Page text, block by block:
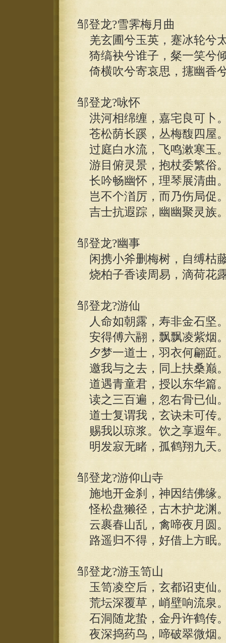
邹登龙?雪霁梅月曲
羌玄圃兮玉英，蹇冰轮兮
猗缟袂兮谁子，粲一笑兮
倚横吹兮寄哀思，攇幽香
邹登龙?咏怀
洪河相绵缠，嘉宅良可卜
苍松荫长蹊，丛梅馥四屋
过庭白水流，飞鸣漱寒玉
游目俯灵景，抱杖委繁俗
长吟畅幽怀，理琴展清曲
岂不个渞厉，而乃伤局促
吉士抗遐踪，幽幽聚灵族
邹登龙?幽事
闲携小斧删梅树，自缚枯
烧柏子香读周易，滴荷花
邹登龙?游仙
人命如朝露，寿非金石坚
安得傅六翮，飘飘凌紫烟
夕梦一道士，羽衣何翩跹
邀我与之去，同上扶桑巅
道遇青童君，授以东华篇
读之三百遍，忽右骨已仙
道士复谓我，玄诀未可传
赐我以琼浆。饮之享遐年
明发寂无睹，孤鹤翔九天
邹登龙?游仰山寺
施地开金刹，神因结佛缘
怪松盘獭径，古木护龙渊
云裹春山乱，禽啼夜月圆
路遥归不得，好借上方眠
邹登龙?游玉笥山
玉笥凌空后，玄都诏吏仙
荒坛深覆草，峭壁响流泉
石洞随龙蛰，金丹许鹤传
夜深捣药鸟，啼破翠微烟